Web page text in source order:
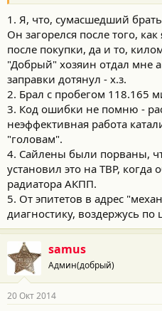
1. Я, что, сумасшедший
Он загорелся после того,
после покупки, да и то,
"Добрый" хозяин отдал мне
заправки дотянул - х.з.
2. Брал с пробегом 118.165
3. Код ошибки не помню -
неэффективная работа
"головам".
4. Сайлены были порваны,
установил это на ТВР, когда
радиатора АКПП.
5. От эпитетов в адрес
диагностику, воздержусь
samus
Админ(добрый)
20 Окт 2014